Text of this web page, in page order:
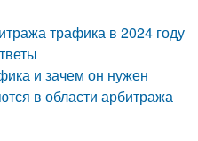
трафика в 2024 году
и зачем он нужен
в области арбитража